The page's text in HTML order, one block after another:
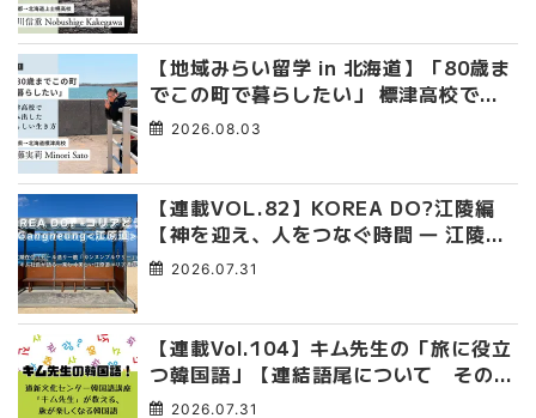
【地域みらい留学 in 北海道】「80歳ま
でこの町で暮らしたい」 標津高校で踏
み出した、私らしい生き方
2026.08.03
【連載VOL.82】KOREA DO?江陵編
【神を迎え、人をつなぐ時間 ― 江陵端
午祭 】
2026.07.31
【連載Vol.104】キム先生の「旅に役立
つ韓国語」【連結語尾について その
4】2026.07.31